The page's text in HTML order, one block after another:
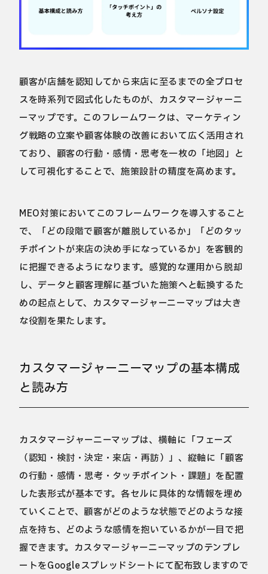
顧客が店舗を認知してから来店に至るまでの全プロセ
スを時系列で図式化したものが、カスタマージャーニ
ーマップです。このフレームワークは、マーケティン
グ戦略の立案や顧客体験の改善において広く活用され
ており、顧客の行動・感情・思考を一枚の「地図」と
して可視化することで、施策設計の精度を高めます。
MEO対策においてこのフレームワークを導入すること
で、「どの段階で顧客が離脱しているか」「どのタッ
チポイントが来店の決め手になっているか」を客観的
に把握できるようになります。感覚的な運用から脱却
し、データと顧客理解に基づいた施策へと転換するた
めの起点として、カスタマージャーニーマップは大き
な役割を果たします。
カスタマージャーニーマップの基本構成
と読み方
カスタマージャーニーマップは、横軸に「フェーズ
（認知・検討・決定・来店・再訪）」、縦軸に「顧客
の行動・感情・思考・タッチポイント・課題」を配置
した表形式が基本です。各セルに具体的な情報を埋め
ていくことで、顧客がどのような状態でどのような接
点を持ち、どのような感情を抱いているかが一目で把
握できます。カスタマージャーニーマップのテンプレ
ートをGoogleスプレッドシートにて配布致しますので